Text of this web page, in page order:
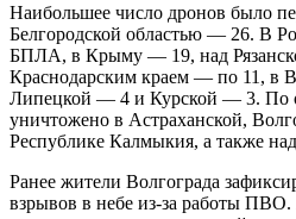
Наибольшее число дронов было
Белгородской областью — 26. В
БПЛА, в Крыму — 19, над
Краснодарским краем — по 11, в
Липецкой — 4 и Курской — 3. По
уничтожено в Астраханской,
Республике Калмыкия, а также
Ранее жители Волгограда
взрывов в небе из-за работы